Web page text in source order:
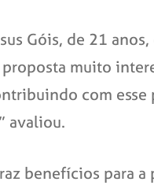
Góis, de 21
proposta muito
com
avaliou.
benefícios para